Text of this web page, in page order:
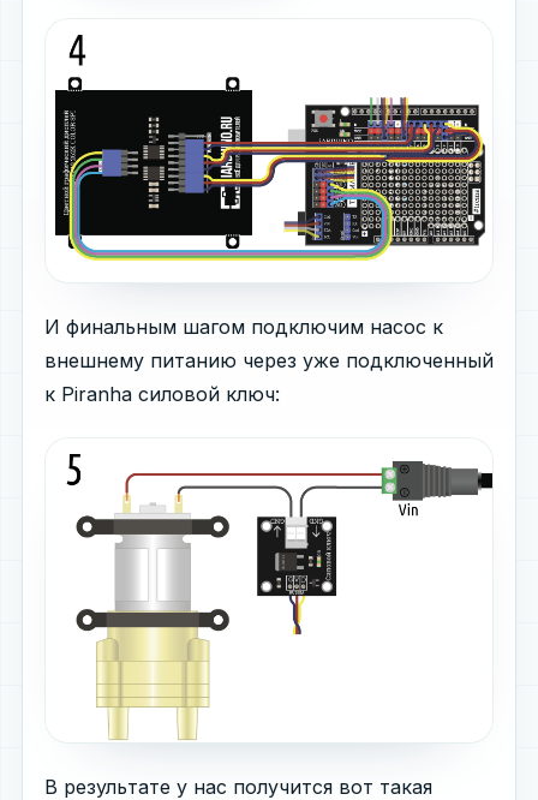
И финальным шагом подключим насос к
внешнему питанию через уже подключенный
к Piranha силовой ключ:
В результате у нас получится вот такая